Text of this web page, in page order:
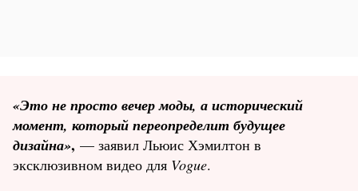
«Это не просто вечер моды, а исторический
момент, который переопределит будущее
дизайна», — заявил Льюис Хэмилтон в
эксклюзивном видео для Vogue.